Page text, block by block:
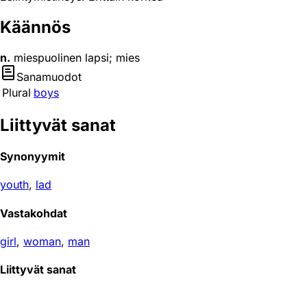
Käännös
n. miespuolinen lapsi; mies
Sanamuodot
Plural boys
Liittyvät sanat
Synonyymit
youth, lad
Vastakohdat
girl, woman, man
Liittyvät sanat